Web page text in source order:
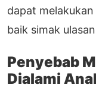
dapat
baik simak
Penyebab
Dialami